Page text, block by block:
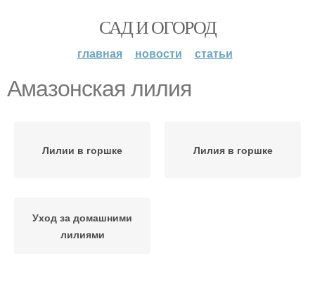
САД И ОГОРОД
главная новости статьи
Амазонская лилия
Лилии в горшке Лилия в горшке
Уход за домашними
лилиями